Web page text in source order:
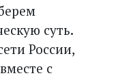
суть.
России,
с